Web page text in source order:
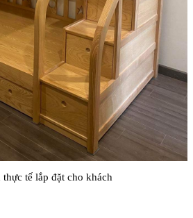
thực tế lắp đặt cho khách